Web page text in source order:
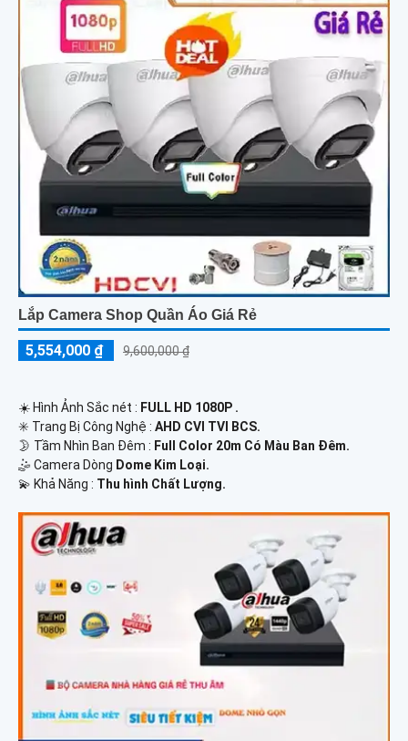
Lắp Camera Shop Quần Áo Giá Rẻ
5,554,000 ₫ 9,600,000 ₫
☀️ Hình Ảnh Sắc nét : FULL HD 1080P .
✳️ Trang Bị Công Nghệ : AHD CVI TVI BCS.
🌛 Tầm Nhìn Ban Đêm : Full Color 20m Có Màu Ban Đêm.
🤹 Camera Dòng Dome Kim Loại.
️💫 Khả Năng : Thu hình Chất Lượng.